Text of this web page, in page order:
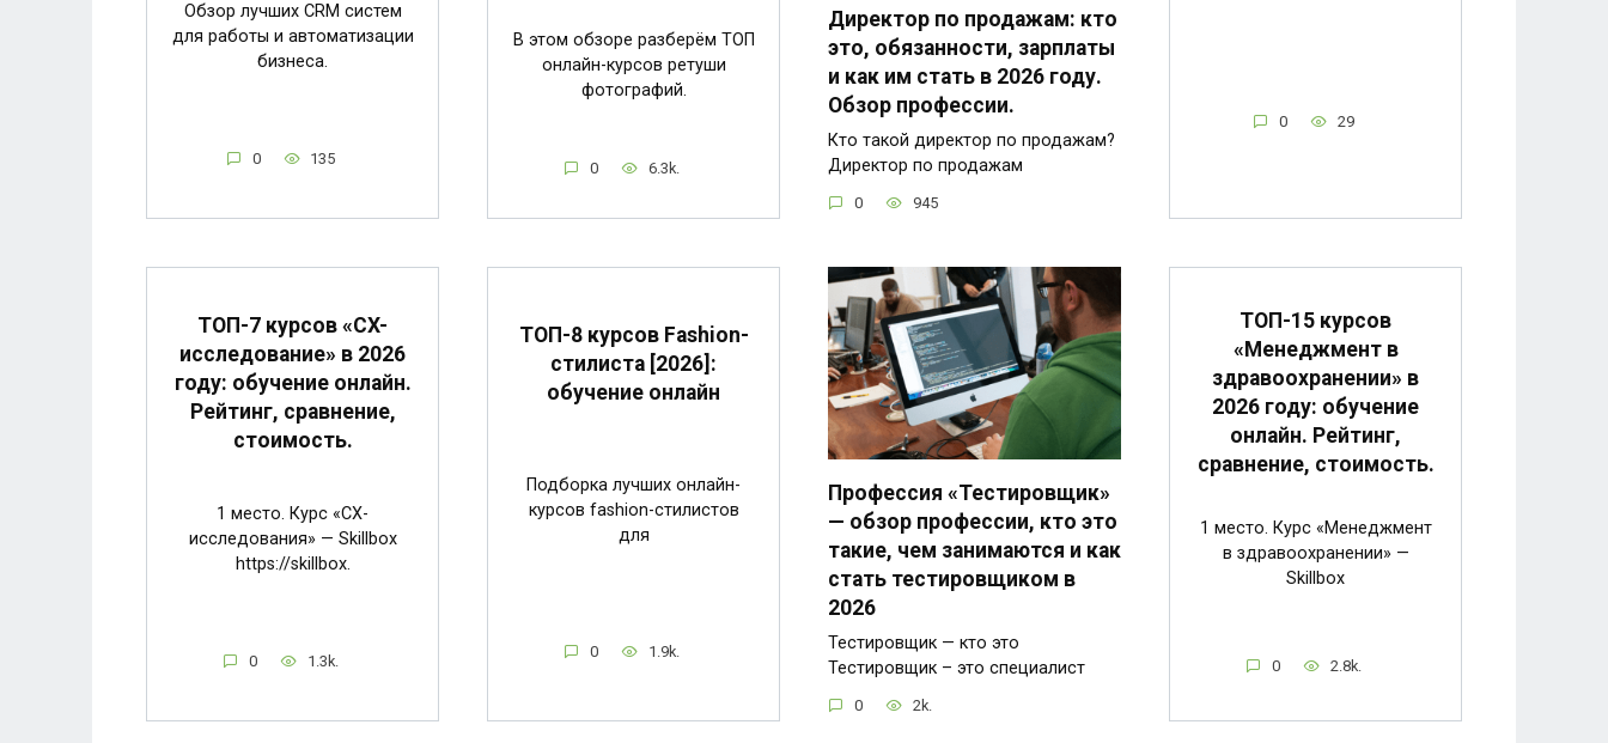
Обзор лучших CRM систем
для работы и автоматизации
бизнеса.
0 135
В этом обзоре разберём ТОП
онлайн-курсов ретуши
фотографий.
0 6.3k.
Директор по продажам: кто
это, обязанности, зарплаты
и как им стать в 2026 году.
Обзор профессии.
Кто такой директор по продажам?
Директор по продажам
0 945
0 29
ТОП-7 курсов «CX-
исследование» в 2026
году: обучение онлайн.
Рейтинг, сравнение,
стоимость.
1 место. Курс «CX-
исследования» — Skillbox
https://skillbox.
0 1.3k.
ТОП-8 курсов Fashion-
стилиста [2026]:
обучение онлайн
Подборка лучших онлайн-
курсов fashion-стилистов
для
0 1.9k.
Профессия «Тестировщик»
— обзор профессии, кто это
такие, чем занимаются и как
стать тестировщиком в
2026
Тестировщик — кто это
Тестировщик – это специалист
0 2k.
ТОП-15 курсов
«Менеджмент в
здравоохранении» в
2026 году: обучение
онлайн. Рейтинг,
сравнение, стоимость.
1 место. Курс «Менеджмент
в здравоохранении» —
Skillbox
0 2.8k.